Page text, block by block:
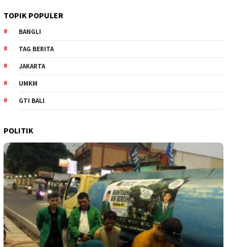
TOPIK POPULER
BANGLI
TAG BERITA
JAKARTA
UMKM
GTI BALI
POLITIK